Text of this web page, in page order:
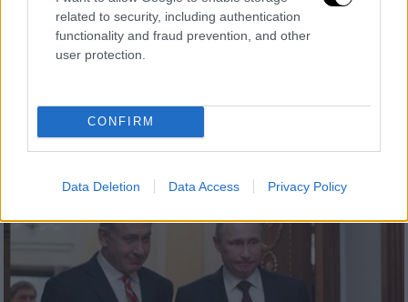
related to security, including authentication
functionality and fraud prevention, and other
user protection.
CONFIRM
Data Deletion Data Access Privacy Policy
Σκληρή κριτική Αλαβάνου στον Τσίπρα:
Πρέπει να γονατίσει σε δεσπότη και να
ζητήσει συγγνώμη
Αλέξη Τσίπρα από τη βουλευτική έδρα ο
πρώην πρόεδρος του ΣΥΡΙΖΑ Αλέκος
Αλαβάνος